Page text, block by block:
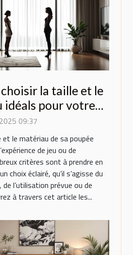
la taille et le
idéals pour votre
poupée ?
09:37
et le matériau de sa poupée
de jeu ou de
critères sont à prendre en
choix éclairé, qu’il s’agisse du
de l’utilisation prévue ou de
à travers cet article les...